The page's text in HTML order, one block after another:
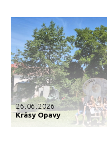
26.06.2026
Krásy Opavy